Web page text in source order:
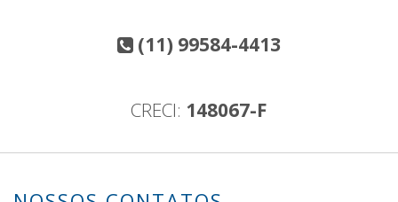
(11) 99584-4413
CRECI: 148067-F